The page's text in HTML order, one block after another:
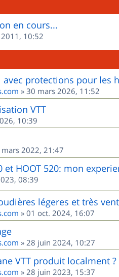
en cours...
10:52
avec protections pour les
» 30 mars 2026, 11:52
VTT
10:39
mars 2022, 21:47
et HOOT 520: mon
08:39
légeres et très
» 01 oct. 2024, 16:07
» 28 juin 2024, 10:27
VTT produit localment
» 28 juin 2023, 15:37